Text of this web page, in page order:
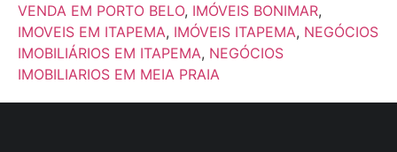
VENDA EM PORTO BELO, IMÓVEIS BONIMAR,
IMOVEIS EM ITAPEMA, IMÓVEIS ITAPEMA, NEGÓCIOS
IMOBILIÁRIOS EM ITAPEMA, NEGÓCIOS
IMOBILIARIOS EM MEIA PRAIA